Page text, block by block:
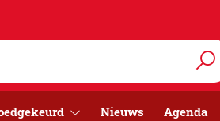
Nieuws Agenda